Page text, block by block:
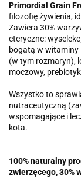
Primordial Grain
filozofię żywienia,
Zawiera 30%
eteryczne:
bogatą w witaminy
(w tym rozmaryn),
moczowy,
Wszystko to
nutraceutyczną
wspomagające i
kota.
100% naturalny
zwierzęcego, 30%